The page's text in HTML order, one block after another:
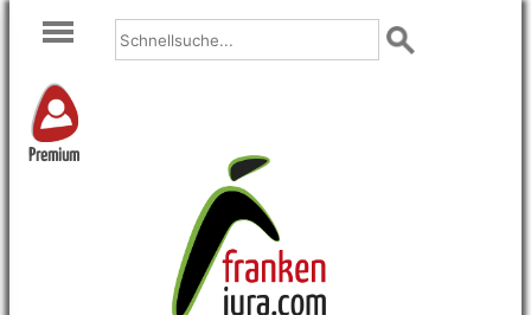
Premium